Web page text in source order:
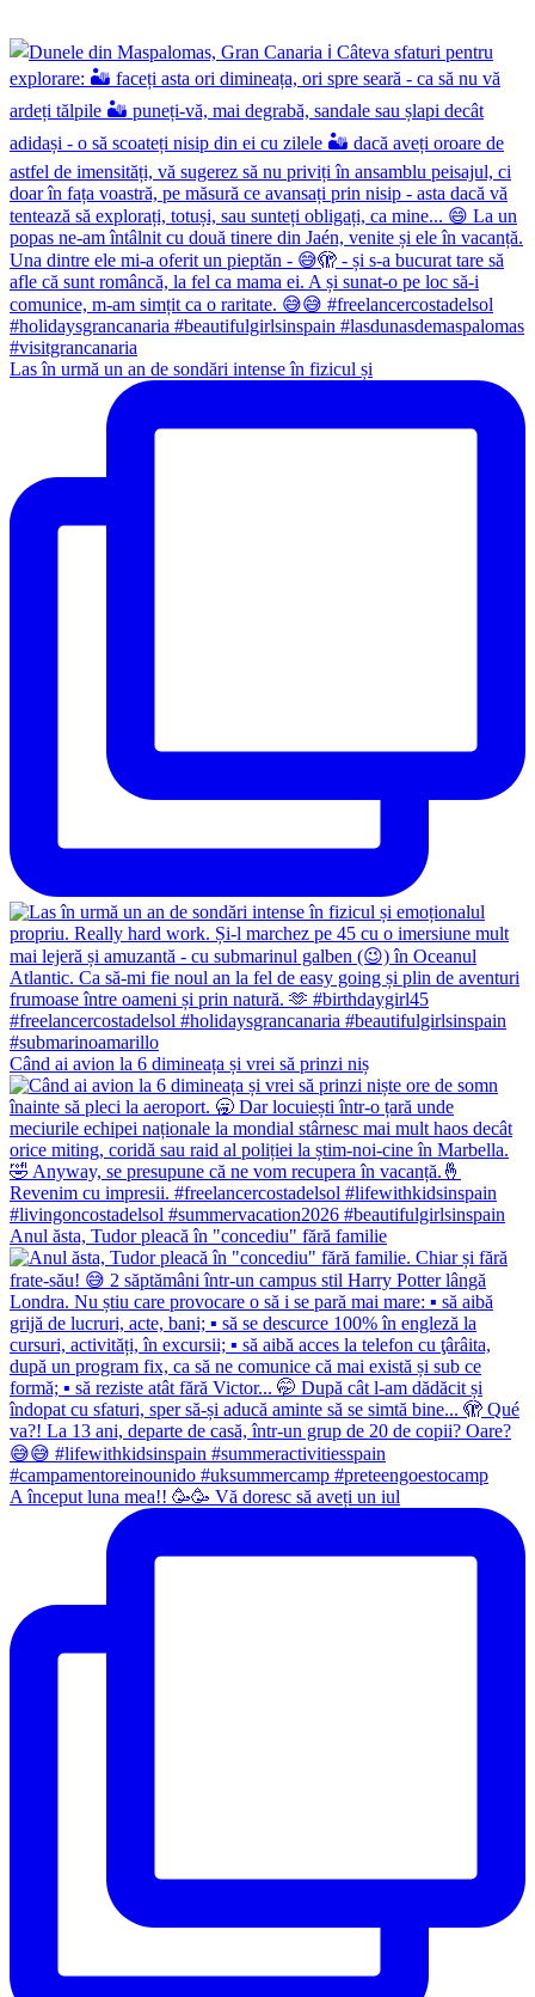
Las în urmă un an de sondări intense în fizicul și
Când ai avion la 6 dimineața și vrei să prinzi niș
Anul ăsta, Tudor pleacă în "concediu" fără familie
A început luna mea!! 🥳🥳 Vă doresc să aveți un iul